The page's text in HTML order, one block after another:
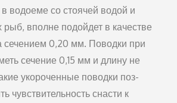
водоеме со стоячей водой и
вполне подойдет в качестве
сечением 0,20 мм. Поводки при
сечение 0,15 мм и длину не
укороченные поводки поз­
чувствительность снасти к